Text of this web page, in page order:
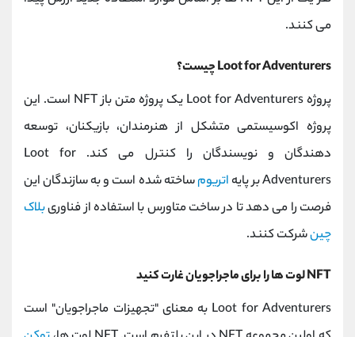
می کنند.
Loot for Adventurers چیست؟
پروژه Loot for Adventurers یک پروژه متن باز NFT است. این
پروژه اکوسیستمی متشکل از هنرمندان، بازیکنان، توسعه
دهندگان و نویسندگان را کنترل می کند. Loot for
Adventurers بر پایه
اتریومساخته شده است و به سازندگان این
فرصت را می دهد تا در ساخت متاورس با استفاده از فناوریبلاک
چینشرکت کنند.
NFT لوت ها را برای ماجراجویان غارت کنید
Loot for Adventurers به معنای "تجهیزات ماجراجویان" است